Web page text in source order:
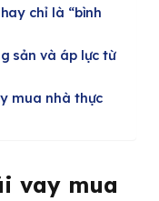
chỉ là “bình
sản và áp lực từ
mua nhà thực
vay mua